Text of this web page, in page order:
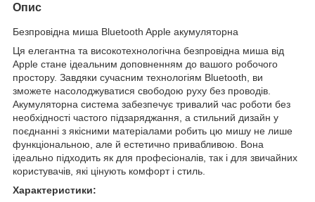
Опис
Безпровідна миша Bluetooth Apple акумуляторна
Ця елегантна та високотехнологічна безпровідна миша від
Apple стане ідеальним доповненням до вашого робочого
простору. Завдяки сучасним технологіям Bluetooth, ви
зможете насолоджуватися свободою руху без проводів.
Акумуляторна система забезпечує тривалий час роботи без
необхідності частого підзаряджання, а стильний дизайн у
поєднанні з якісними матеріалами робить цю мишу не лише
функціональною, але й естетично привабливою. Вона
ідеально підходить як для професіоналів, так і для звичайних
користувачів, які цінують комфорт і стиль.
Характеристики: